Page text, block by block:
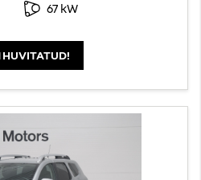
67 kW
HUVITATUD!